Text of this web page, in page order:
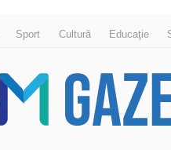
Sport Cultură Educaţie